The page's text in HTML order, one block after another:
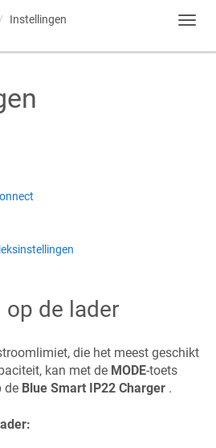
Instellingen
op de lader
die het meest geschikt
kan met de MODE-toets
de Blue Smart IP22 Charger .